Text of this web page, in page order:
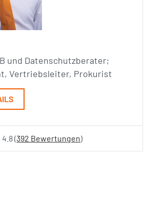
und Datenschutzberater;
Vertriebsleiter, Prokurist
4.8 (392 Bewertungen)